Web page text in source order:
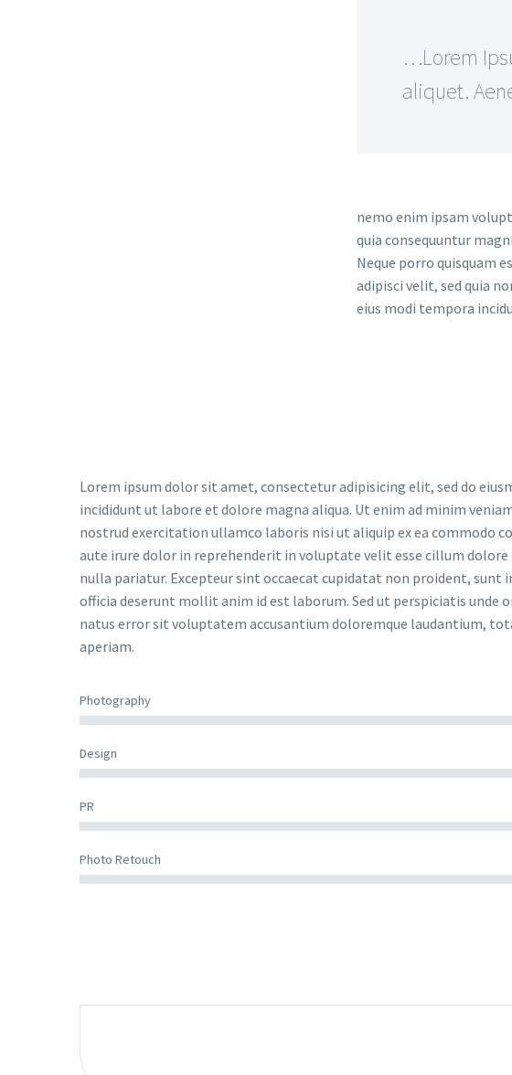
…Lorem
aliquet.
nemo enim ipsam
quia consequuntur
Neque porro quisquam
adipisci velit, sed quia
eius modi tempora
Lorem ipsum dolor sit amet, consectetur adipisicing elit, sed do
incididunt ut labore et dolore magna aliqua. Ut enim ad minim
nostrud exercitation ullamco laboris nisi ut aliquip ex ea commodo
aute irure dolor in reprehenderit in voluptate velit esse cillum dolore
nulla pariatur. Excepteur sint occaecat cupidatat non proident, sunt
officia deserunt mollit anim id est laborum. Sed ut perspiciatis unde
natus error sit voluptatem accusantium doloremque laudantium,
aperiam.
Photography
Design
PR
Photo Retouch